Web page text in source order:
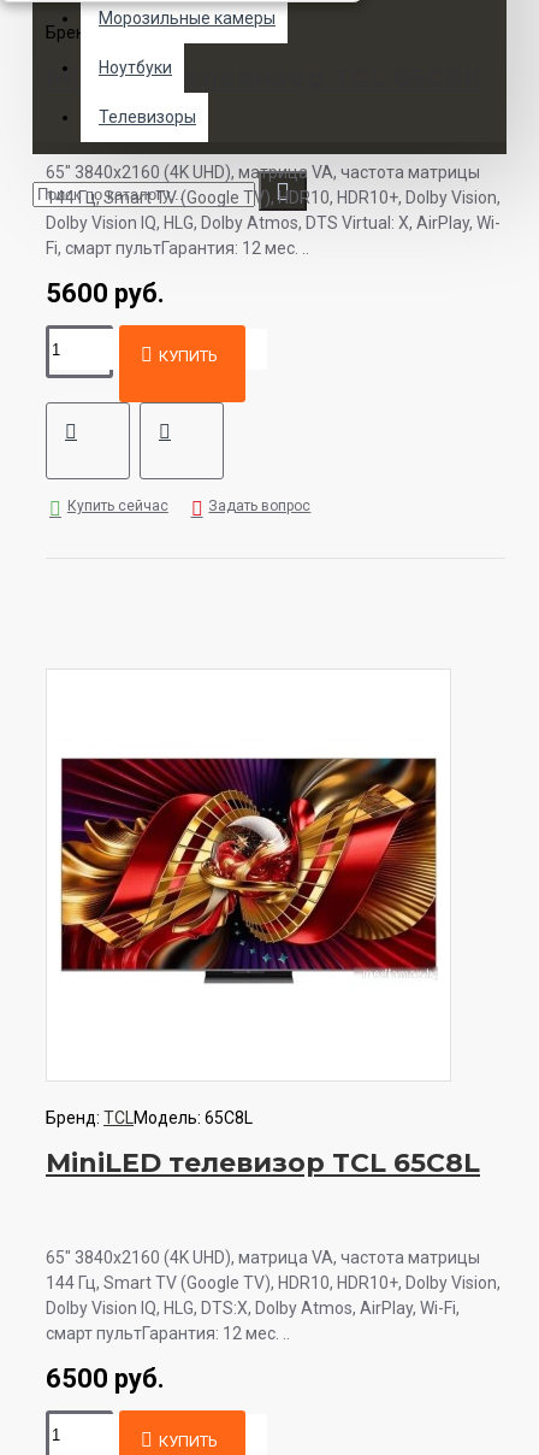
Морозильные камеры
Ноутбуки
Телевизоры
Бренд:TCLМодель:65C8K
MiniLED телевизор TCL 65C8K
65" 3840x2160 (4K UHD), матрица VA, частота матрицы
144 Гц, Smart TV (Google TV), HDR10, HDR10+, Dolby Vision,
Dolby Vision IQ, HLG, Dolby Atmos, DTS Virtual: X, AirPlay, Wi-
Fi, смарт пультГарантия: 12 мес. ..
5600 руб.
КУПИТЬ
Купить сейчас Задать вопрос
Бренд: TCL Модель: 65C8L
MiniLED телевизор TCL 65C8L
65" 3840x2160 (4K UHD), матрица VA, частота матрицы
144 Гц, Smart TV (Google TV), HDR10, HDR10+, Dolby Vision,
Dolby Vision IQ, HLG, DTS:X, Dolby Atmos, AirPlay, Wi-Fi,
смарт пультГарантия: 12 мес. ..
6500 руб.
КУПИТЬ